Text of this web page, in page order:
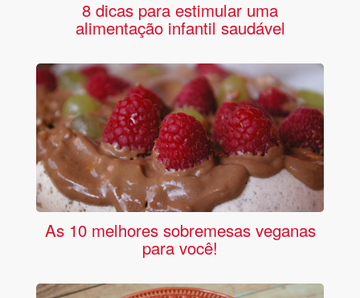
8 dicas para estimular uma
alimentação infantil saudável
As 10 melhores sobremesas veganas
para você!